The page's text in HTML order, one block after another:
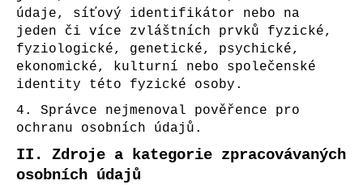
údaje, síťový identifikátor nebo na
jeden či více zvláštních prvků fyzické,
fyziologické, genetické, psychické,
ekonomické, kulturní nebo společenské
identity této fyzické osoby.
4. Správce nejmenoval pověřence pro
ochranu osobních údajů.
II. Zdroje a kategorie zpracovávaných
osobních údajů
D
o
p
o
r
u
č
u
j